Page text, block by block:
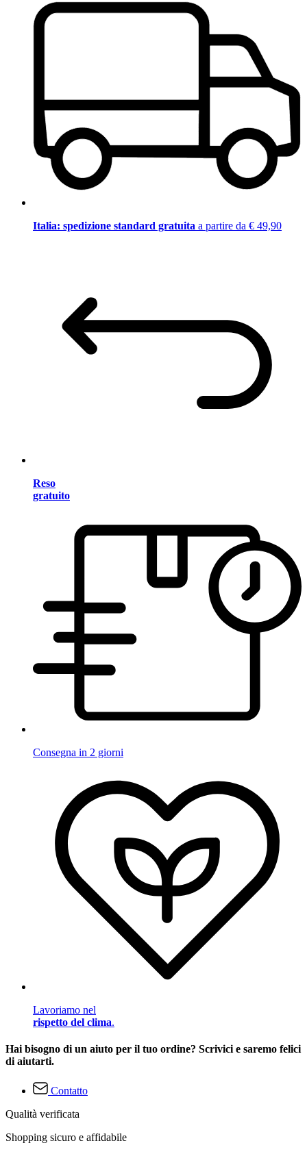
Italia: spedizione standard gratuita a partire da € 49,90
Reso
gratuito
Consegna in 2 giorni
Lavoriamo nel
rispetto del clima.
Hai bisogno di un aiuto per il tuo ordine? Scrivici e saremo felici
di aiutarti.
Contatto
Qualità verificata
Shopping sicuro e affidabile